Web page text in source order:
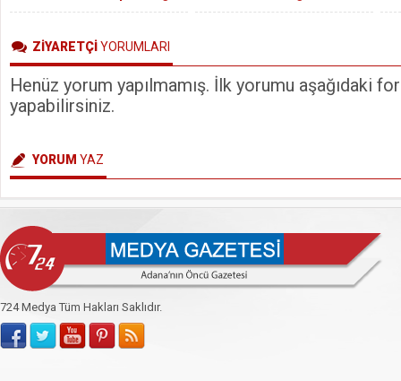
İktidarımızda şehrimize
çiftçilerimiz belirlenen ücreti
çalışma saatlerine eksiksiz
şekilde uyması
ZİYARETÇİYORUMLARI
Henüz yorum yapılmamış. İlk yorumu aşağıdaki
yapabilirsiniz.
YORUM YAZ
724 Medya Tüm Hakları Saklıdır.